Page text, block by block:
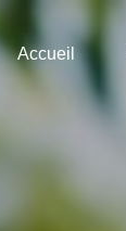
Accueil